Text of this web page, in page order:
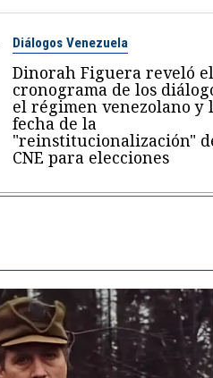
Diálogos Venezuela
Dinorah Figuera reveló el
cronograma de los
el régimen venezolano y
fecha de la
"reinstitucionalización"
CNE para elecciones